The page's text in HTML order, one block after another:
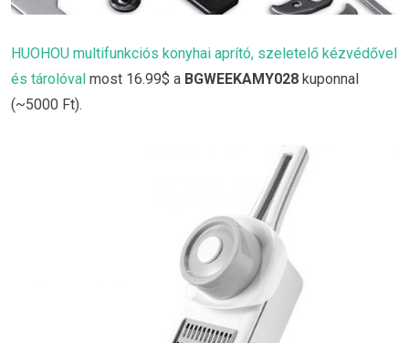
HUOHOU multifunkciós konyhai aprító, szeletelő kézvédővel
és tárolóval most 16.99$ a BGWEEKAMY028 kuponnal
(~5000 Ft).